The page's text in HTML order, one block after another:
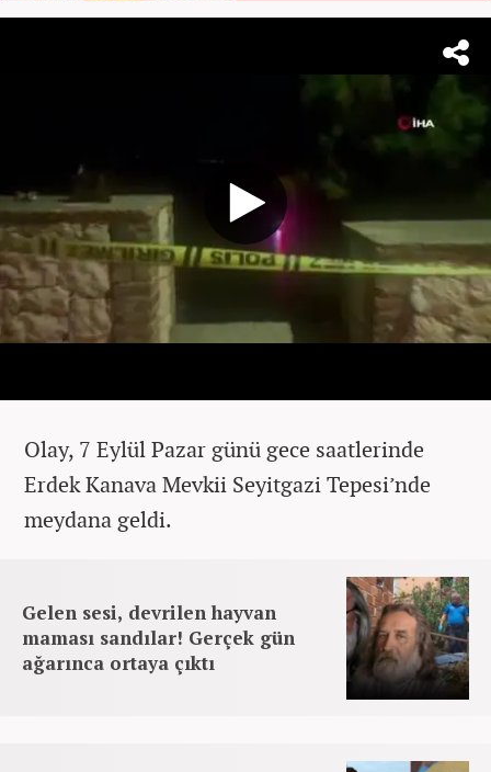
Olay, 7 Eylül Pazar günü gece saatlerinde
Erdek Kanava Mevkii Seyitgazi Tepesi’nde
meydana geldi.
Gelen sesi, devrilen hayvan
maması sandılar! Gerçek gün
ağarınca ortaya çıktı